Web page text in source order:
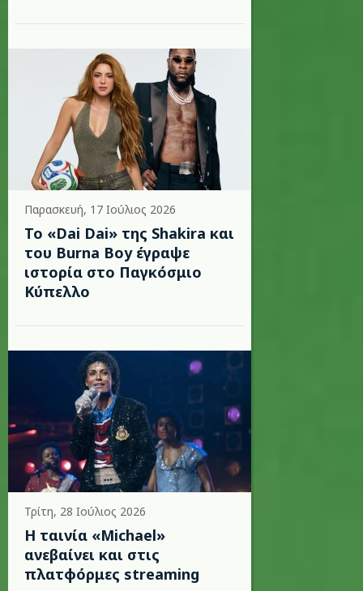
Παρασκευή, 17 Ιούλιος 2026
To «Dai Dai» της Shakira και
του Burna Boy έγραψε
ιστορία στο Παγκόσμιο
Κύπελλο
Τρίτη, 28 Ιούλιος 2026
Η ταινία «Michael»
ανεβαίνει και στις
πλατφόρμες streaming